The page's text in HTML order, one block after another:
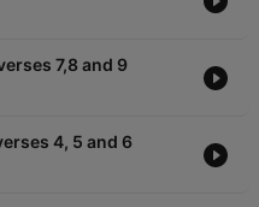
7,8 and 9
4, 5 and 6